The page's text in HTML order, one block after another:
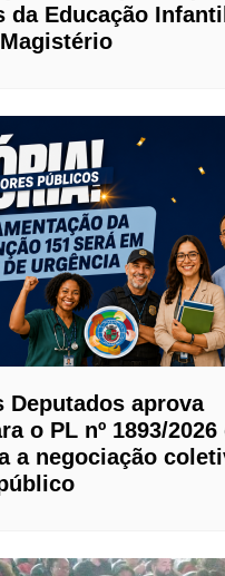
da Educação
Deputados aprova
o PL nº 1893/2026
a negociação